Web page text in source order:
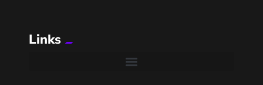
Links